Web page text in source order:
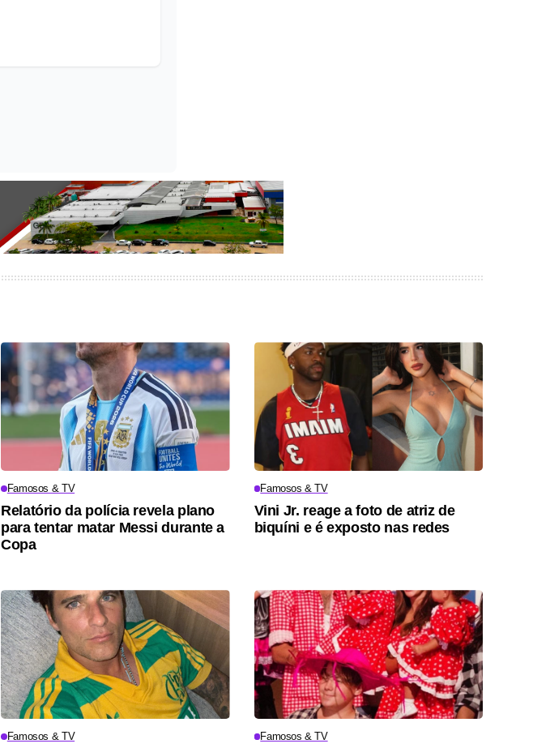
Famosos & TV
Relatório da polícia revela plano
para tentar matar Messi durante a
Copa
Famosos & TV
Vini Jr. reage a foto de atriz de
biquíni e é exposto nas redes
Famosos & TV Famosos & TV